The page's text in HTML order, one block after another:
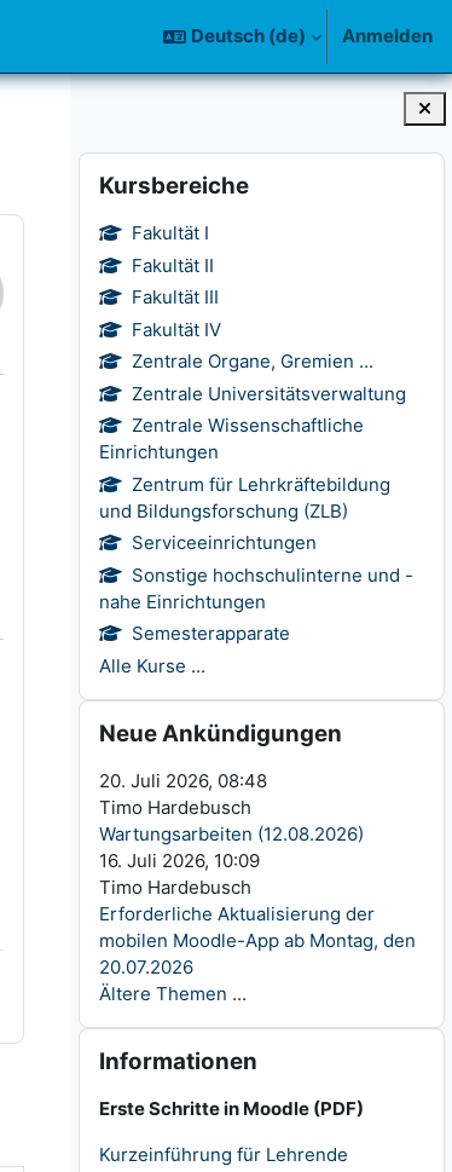
Deutsch ‎(de)‎ Anmelden
Blöcke
Kursbereiche überspringen
Kursbereiche
Fakultät I
Fakultät II
Fakultät III
Fakultät IV
Zentrale Organe, Gremien ...
Zentrale Universitätsverwaltung
Zentrale Wissenschaftliche
Einrichtungen
Zentrum für Lehrkräftebildung
und Bildungsforschung (ZLB)
Serviceeinrichtungen
Sonstige hochschulinterne und -
nahe Einrichtungen
Semesterapparate
Alle Kurse ...
Neue Ankündigungen überspringen
Neue Ankündigungen
20. Juli 2026, 08:48
Timo Hardebusch
Wartungsarbeiten (12.08.2026)
16. Juli 2026, 10:09
Timo Hardebusch
Erforderliche Aktualisierung der
mobilen Moodle-App ab Montag, den
20.07.2026
Ältere Themen ...
Informationen überspringen
Informationen
Erste Schritte in Moodle (PDF)
Kurzeinführung für Lehrende